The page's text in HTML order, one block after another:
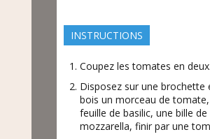
INSTRUCTIONS
Coupez les tomates en deux.
Disposez sur une brochette
bois un morceau de
feuille de basilic, une bille de
mozzarella, finir par une